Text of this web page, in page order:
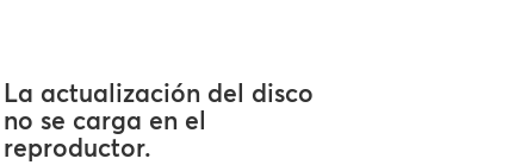
La actualización del disco
no se carga en el
reproductor.